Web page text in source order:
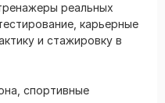
реальных
карьерные
и стажировку в
спортивные